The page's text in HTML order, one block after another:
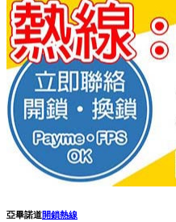
亞畢諾道開鎖熱線